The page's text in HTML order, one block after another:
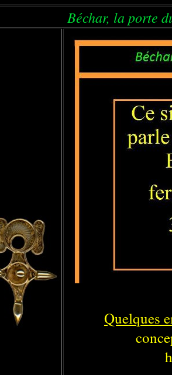
Béchar, la porte
Quelques